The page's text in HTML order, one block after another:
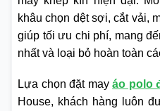
khâu chọn dệt sợi, cắt vải,
giúp tối ưu chi phí, mang
nhất và loại bỏ hoàn toàn
Lựa chọn đặt mayáo polo
House, khách hàng luôn